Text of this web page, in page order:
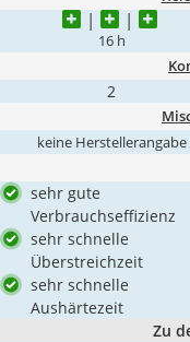
16 h
2
keine Herstellerangabe
sehr gute
Verbrauchseffizienz
sehr schnelle
Überstreichzeit
sehr schnelle
Aushärtezeit
Zu